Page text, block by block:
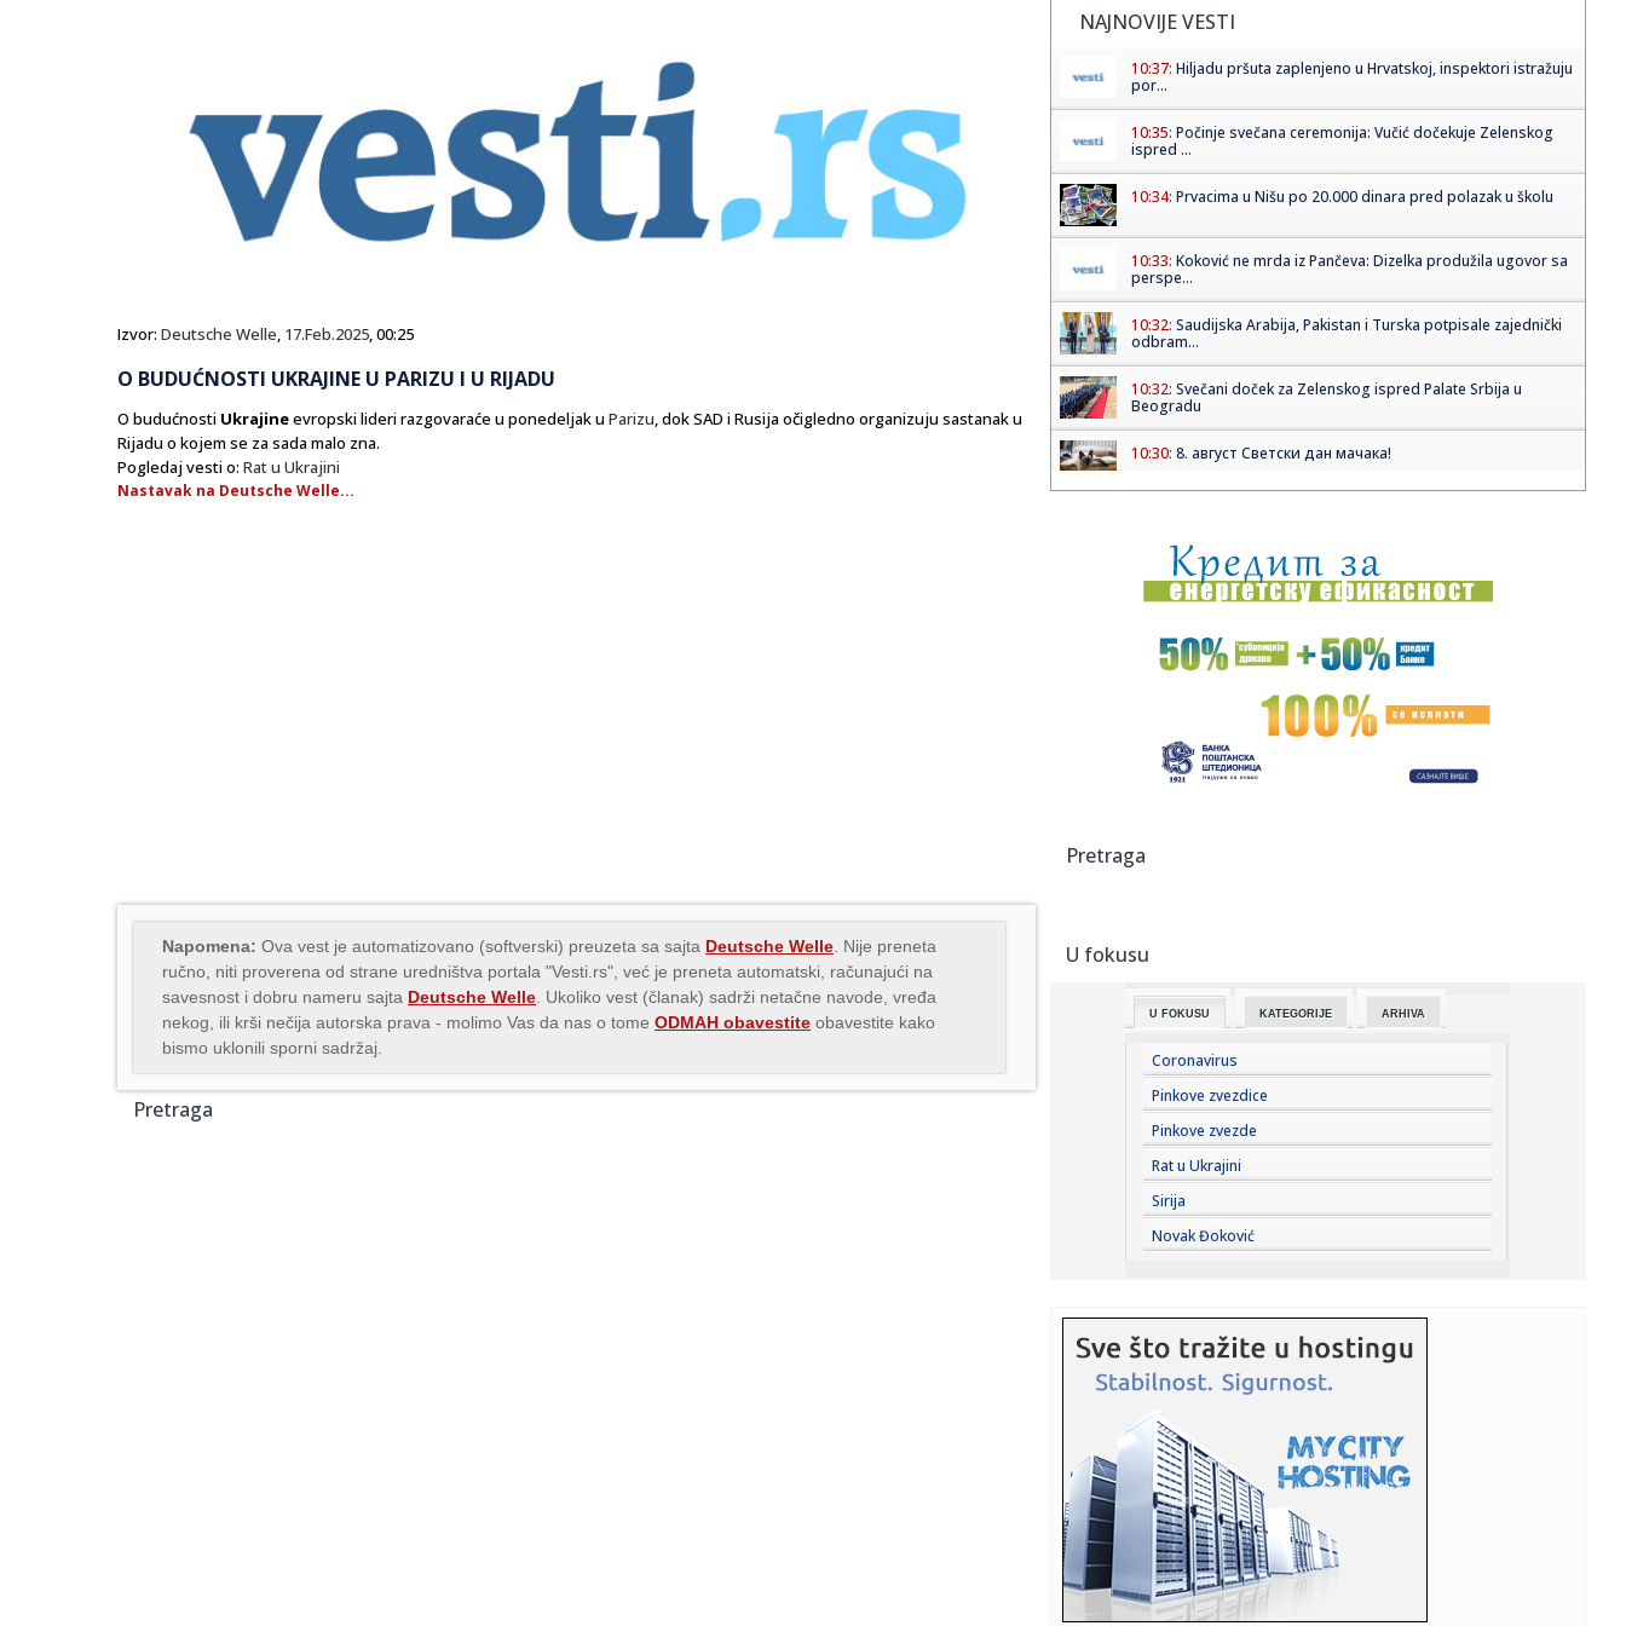
Izvor: Deutsche Welle, 17.Feb.2025, 00:25
O BUDUĆNOSTI UKRAJINE U PARIZU I U RIJADU
O budućnosti Ukrajineevropski lideri razgovaraće u ponedeljak u Parizu, dok SAD i Rusija očigledno organizuju sastanak u
Rijadu o kojem se za sada malo zna.
Pogledaj vesti o: Rat u Ukrajini
Nastavak na Deutsche Welle...
Napomena: Ova vest je automatizovano (softverski) preuzeta sa sajta Deutsche Welle . Nije preneta
ručno, niti proverena od strane uredništva portala "Vesti.rs", već je preneta automatski, računajući na
savesnost i dobru nameru sajta Deutsche Welle . Ukoliko vest (članak) sadrži netačne navode, vređa
nekog, ili krši nečija autorska prava - molimo Vas da nas o tome ODMAH obavestite obavestite kako
bismo uklonili sporni sadržaj.
Pretraga
NAJNOVIJE VESTI
10:37: Hiljadu pršuta zaplenjeno u Hrvatskoj, inspektori istražuju
por...
10:35: Počinje svečana ceremonija: Vučić dočekuje Zelenskog
ispred ...
10:34: Prvacima u Nišu po 20.000 dinara pred polazak u školu
10:33: Koković ne mrda iz Pančeva: Dizelka produžila ugovor sa
perspe...
10:32: Saudijska Arabija, Pakistan i Turska potpisale zajednički
odbram...
10:32: Svečani doček za Zelenskog ispred Palate Srbija u
Beogradu
10:30: 8. август Светски дан мачака!
10:22:Škobalj: Situacija sa energetskim sistemom u regionu
veoma ozbil...
10:22:MASA o napadu na Filipovića: Vlast prešla na svakodnevno
fizi...
Kako smiriti psa kada dolaze gosti?
10:17:Nik Kejv održao koncert u Beogradu
knjiga?
10:15:
10:12:
VELIKI PREOKRET U ABA LIGI: Vojinović napušta regionalno
10:11:Ko je u pravu za rafineriju: Vučić upozorava na Dunav, NIS
ka...
10:11:Železničar "blindirao" Kokovića!
10:11:Počela specijalna operacija spasavanja: Potopljene dve
barže na...
10:09: Novi bilans migrantske tragedije: 141 migrant poginuo u
pokušaji...
10:08:
10:06:Kineski špijunski softver se proširio svetom: Prati i rutere
NA...
10:06:Ukrajinci se opraštaju od čoveka koji je dao ime
nepoznatim voj...
10:05:Vodostaj Dunava nastavlja da opada: Komšije u problemu
Pretraga
U fokusu
U FOKUSU KATEGORIJE ARHIVA
Coronavirus
Pinkove zvezdice
Pinkove zvezde
Rat u Ukrajini
Sirija
Novak Đoković